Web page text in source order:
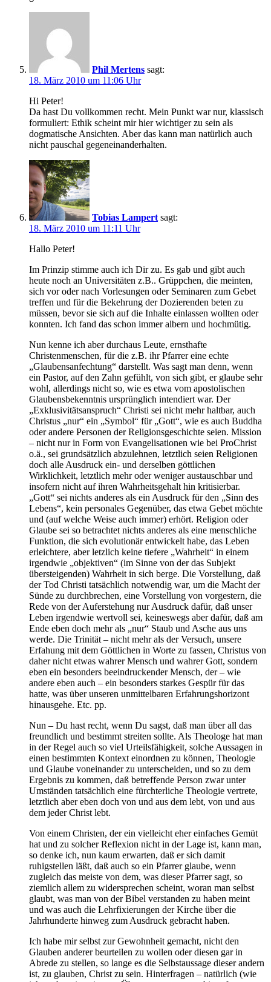
Phil Mertens sagt:
18. März 2010 um 11:06 Uhr
Hi Peter!
Da hast Du vollkommen recht. Mein Punkt war nur, klassisch
formuliert: Ethik scheint mir hier wichtiger zu sein als
dogmatische Ansichten. Aber das kann man natürlich auch
nicht pauschal gegeneinanderhalten.
Tobias Lampert sagt:
18. März 2010 um 11:11 Uhr
Hallo Peter!
Im Prinzip stimme auch ich Dir zu. Es gab und gibt auch
heute noch an Universitäten z.B.. Grüppchen, die meinten,
sich vor oder nach Vorlesungen oder Seminaren zum Gebet
treffen und für die Bekehrung der Dozierenden beten zu
müssen, bevor sie sich auf die Inhalte einlassen wollten oder
konnten. Ich fand das schon immer albern und hochmütig.
Nun kenne ich aber durchaus Leute, ernsthafte
Christenmenschen, für die z.B. ihr Pfarrer eine echte
„Glaubensanfechtung“ darstellt. Was sagt man denn, wenn
ein Pastor, auf den Zahn gefühlt, von sich gibt, er glaube sehr
wohl, allerdings nicht so, wie es etwa vom apostolischen
Glaubensbekenntnis ursprünglich intendiert war. Der
„Exklusivitätsanspruch“ Christi sei nicht mehr haltbar, auch
Christus „nur“ ein „Symbol“ für „Gott“, wie es auch Buddha
oder andere Personen der Religionsgeschichte seien. Mission
– nicht nur in Form von Evangelisationen wie bei ProChrist
o.ä., sei grundsätzlich abzulehnen, letztlich seien Religionen
doch alle Ausdruck ein- und derselben göttlichen
Wirklichkeit, letztlich mehr oder weniger austauschbar und
insofern nicht auf ihren Wahrheitsgehalt hin kritisierbar.
„Gott“ sei nichts anderes als ein Ausdruck für den „Sinn des
Lebens“, kein personales Gegenüber, das etwa Gebet möchte
und (auf welche Weise auch immer) erhört. Religion oder
Glaube sei so betrachtet nichts anderes als eine menschliche
Funktion, die sich evolutionär entwickelt habe, das Leben
erleichtere, aber letzlich keine tiefere „Wahrheit“ in einem
irgendwie „objektiven“ (im Sinne von der das Subjekt
übersteigenden) Wahrheit in sich berge. Die Vorstellung, daß
der Tod Christi tatsächlich notwendig war, um die Macht der
Sünde zu durchbrechen, eine Vorstellung von vorgestern, die
Rede von der Auferstehung nur Ausdruck dafür, daß unser
Leben irgendwie wertvoll sei, keineswegs aber dafür, daß am
Ende eben doch mehr als „nur“ Staub und Asche aus uns
werde. Die Trinität – nicht mehr als der Versuch, unsere
Erfahung mit dem Göttlichen in Worte zu fassen, Christus von
daher nicht etwas wahrer Mensch und wahrer Gott, sondern
eben ein besonders beeindruckender Mensch, der – wie
andere eben auch – ein besonders starkes Gespür für das
hatte, was über unseren unmittelbaren Erfahrungshorizont
hinausgehe. Etc. pp.
Nun – Du hast recht, wenn Du sagst, daß man über all das
freundlich und bestimmt streiten sollte. Als Theologe hat man
in der Regel auch so viel Urteilsfähigkeit, solche Aussagen in
einen bestimmten Kontext einordnen zu können, Theologie
und Glaube voneinander zu unterscheiden, und so zu dem
Ergebnis zu kommen, daß betreffende Person zwar unter
Umständen tatsächlich eine fürchterliche Theologie vertrete,
letztlich aber eben doch von und aus dem lebt, von und aus
dem jeder Christ lebt.
Von einem Christen, der ein vielleicht eher einfaches Gemüt
hat und zu solcher Reflexion nicht in der Lage ist, kann man,
so denke ich, nun kaum erwarten, daß er sich damit
ruhigstellen läßt, daß auch so ein Pfarrer glaube, wenn
zugleich das meiste von dem, was dieser Pfarrer sagt, so
ziemlich allem zu widersprechen scheint, woran man selbst
glaubt, was man von der Bibel verstanden zu haben meint
und was auch die Lehrfixierungen der Kirche über die
Jahrhunderte hinweg zum Ausdruck gebracht haben.
Ich habe mir selbst zur Gewohnheit gemacht, nicht den
Glauben anderer beurteilen zu wollen oder diesen gar in
Abrede zu stellen, so lange es die Selbstaussage dieser andern
ist, zu glauben, Christ zu sein. Hinterfragen – natürlich (wie